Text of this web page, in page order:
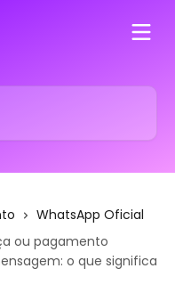
WhatsApp Oficial
ou pagamento
o que significa